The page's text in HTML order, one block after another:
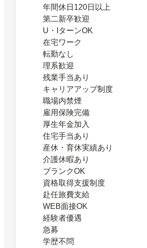
年間休日120日以上
第二新卒歓迎
U・IターンOK
在宅ワーク
転勤なし
理系歓迎
残業手当あり
キャリアアップ制度
職場内禁煙
雇用保険完備
厚生年金加入
住宅手当あり
産休・育休実績あり
介護休暇あり
ブランクOK
資格取得支援制度
赴任旅費支給
WEB面接OK
経験者優遇
急募
学歴不問